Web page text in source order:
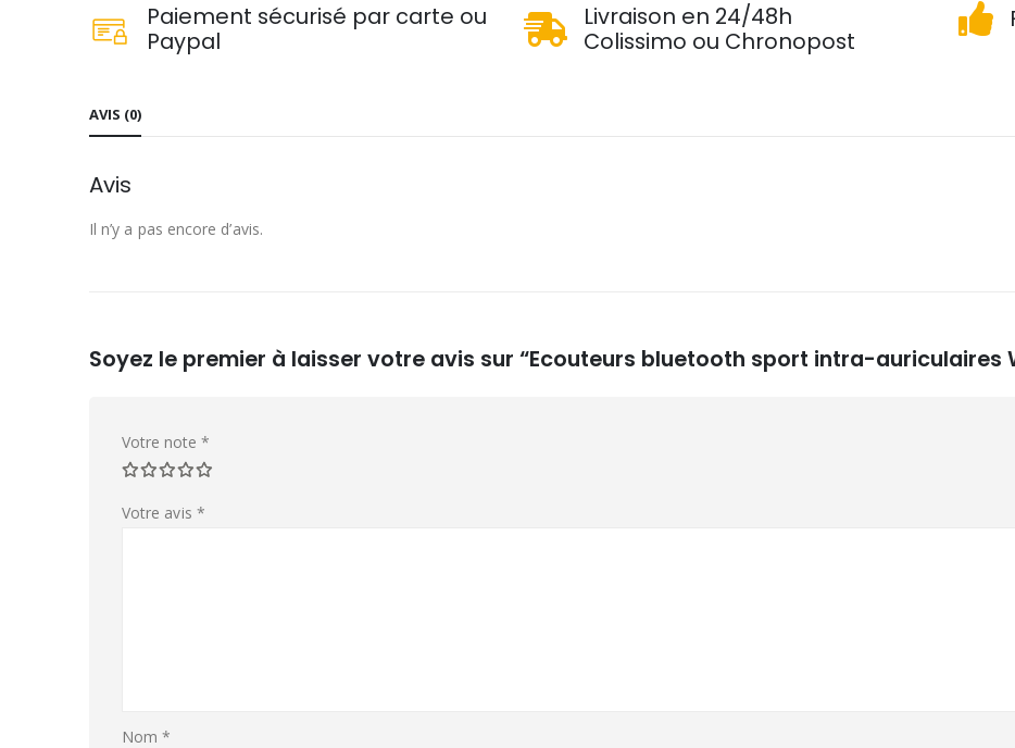
Paiement sécurisé par carte ou
Paypal
Livraison en 24/48h
Colissimo ou Chronopost
AVIS (0)
Avis
Il n’y a pas encore d’avis.
Soyez le premier à laisser votre avis sur “Ecouteurs bluetooth sport intra-auriculaires
Votre note *
Votre avis *
Nom*